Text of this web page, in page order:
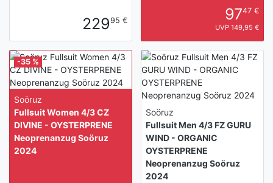
22995 € 9747 €
UVP 149,95 €
Soöruz
Fullsuit Women 4/3 CZ
DIVINE - OYSTERPRENE
Neoprenanzug Soöruz
2024
-35 %
Soöruz
Fullsuit Men 4/3 FZ GURU
WIND - ORGANIC
OYSTERPRENE
Neoprenanzug Soöruz
2024